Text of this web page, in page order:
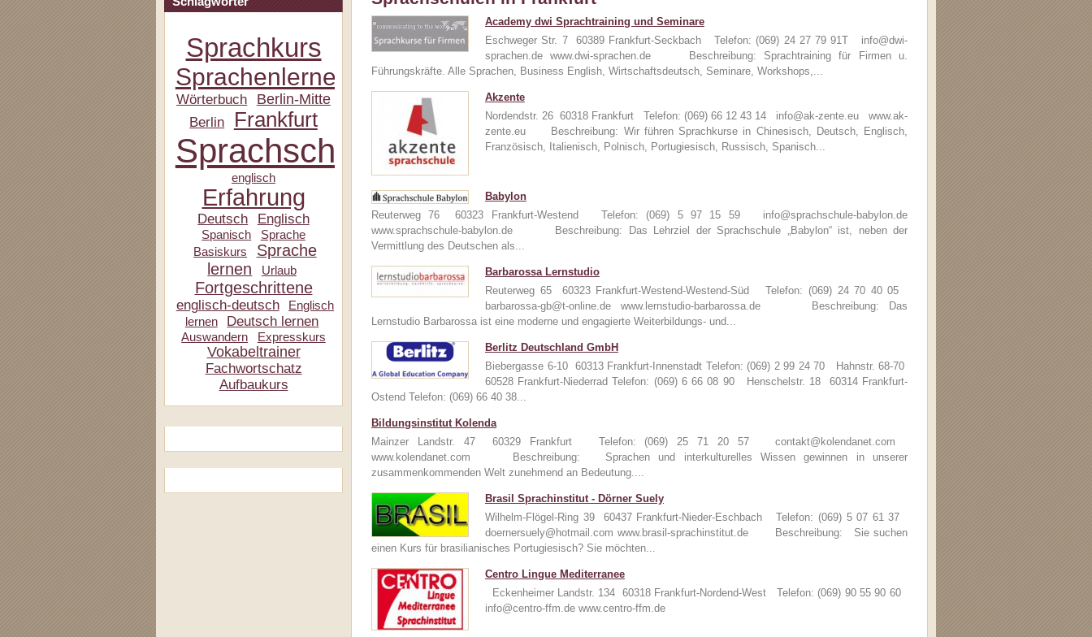
Sprachkurs
Sprachenlernen24
Wörterbuch Berlin-Mitte
Berlin Frankfurt
Sprachschule
englisch
Erfahrung
Deutsch Englisch
Spanisch
Sprache
Basiskurs
Sprache
lernen
Urlaub
Fortgeschrittene
englisch-deutsch
Englisch
lernen
Deutsch lernen
Auswandern Expresskurs
Vokabeltrainer
Fachwortschatz
Aufbaukurs
Academy dwi Sprachtraining und Seminare
Eschweger Str. 7 60389 Frankfurt-Seckbach Telefon: (069) 24 27 79 91T info@dwi-
sprachen.de www.dwi-sprachen.de Beschreibung: Sprachtraining für Firmen u.
Führungskräfte. Alle Sprachen, Business English, Wirtschaftsdeutsch, Seminare, Workshops,...
Akzente
Nordendstr. 26 60318 Frankfurt Telefon: (069) 66 12 43 14 info@ak-zente.eu www.ak-
zente.eu Beschreibung: Wir führen Sprachkurse in Chinesisch, Deutsch, Englisch,
Französisch, Italienisch, Polnisch, Portugiesisch, Russisch, Spanisch...
Babylon
Reuterweg 76 60323 Frankfurt-Westend Telefon: (069) 5 97 15 59 info@sprachschule-babylon.de
www.sprachschule-babylon.de Beschreibung: Das Lehrziel der Sprachschule „Babylon“ ist, neben der
Vermittlung des Deutschen als...
Barbarossa Lernstudio
Reuterweg 65 60323 Frankfurt-Westend-Westend-Süd Telefon: (069) 24 70 40 05
barbarossa-gb@t-online.de www.lernstudio-barbarossa.de Beschreibung: Das
Lernstudio Barbarossa ist eine moderne und engagierte Weiterbildungs- und...
Berlitz Deutschland GmbH
Biebergasse 6-10 60313 Frankfurt-Innenstadt Telefon: (069) 2 99 24 70 Hahnstr. 68-70
60528 Frankfurt-Niederrad Telefon: (069) 6 66 08 90 Henschelstr. 18 60314 Frankfurt-
Ostend Telefon: (069) 66 40 38...
Bildungsinstitut Kolenda
Mainzer Landstr. 47 60329 Frankfurt Telefon: (069) 25 71 20 57 contakt@kolendanet.com
www.kolendanet.com Beschreibung: Sprachen und interkulturelles Wissen gewinnen in unserer
zusammenkommenden Welt zunehmend an Bedeutung....
Brasil Sprachinstitut - Dörner Suely
Wilhelm-Flögel-Ring 39 60437 Frankfurt-Nieder-Eschbach Telefon: (069) 5 07 61 37
doernersuely@hotmail.com www.brasil-sprachinstitut.de Beschreibung: Sie suchen
einen Kurs für brasilianisches Portugiesisch? Sie möchten...
Centro Lingue Mediterranee
Eckenheimer Landstr. 134 60318 Frankfurt-Nordend-West Telefon: (069) 90 55 90 60
info@centro-ffm.de www.centro-ffm.de